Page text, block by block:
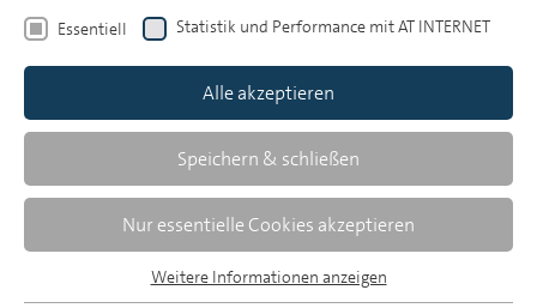
Publikationsarchiv
Heft 11
Editorial
Es wird höchste Zeit: Der Medienmarkt entwickelt
sich in einer atemberaubenden Geschwindigkeit.
Essentiell Statistik und Performance mit AT INTERNET
Alle akzeptieren
Speichern & schließen
Nur essentielle Cookies akzeptieren
Weitere Informationen anzeigen